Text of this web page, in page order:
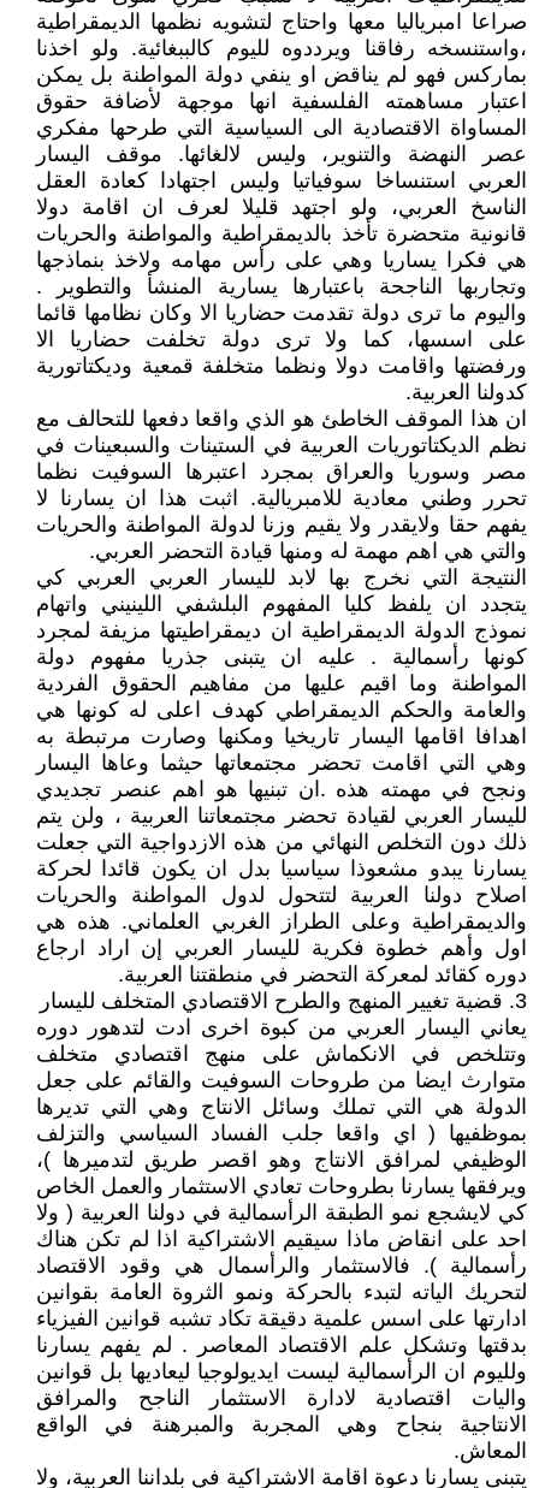
صراعا امبرياليا معها واحتاج لتشويه نظمها الديمقراطية
،واستنسخه رفاقنا ويرددوه لليوم كالببغائية. ولو اخذنا
بماركس فهو لم يناقض او ينفي دولة المواطنة بل يمكن
اعتبار مساهمته الفلسفية انها موجهة لأضافة حقوق
المساواة الاقتصادية الى السياسية التي طرحها مفكري
عصر النهضة والتنوير، وليس لالغائها. موقف اليسار
العربي استنساخا سوفياتيا وليس اجتهادا كعادة العقل
الناسخ العربي، ولو اجتهد قليلا لعرف ان اقامة دولا
قانونية متحضرة تأخذ بالديمقراطية والمواطنة والحريات
هي فكرا يساريا وهي على رأس مهامه ولاخذ بنماذجها
وتجاربها الناجحة باعتبارها يسارية المنشأ والتطوير .
واليوم ما ترى دولة تقدمت حضاريا الا وكان نظامها قائما
على اسسها، كما ولا ترى دولة تخلفت حضاريا الا
ورفضتها واقامت دولا ونظما متخلفة قمعية وديكتاتورية
كدولنا العربية.
ان هذا الموقف الخاطئ هو الذي واقعا دفعها للتحالف مع
نظم الديكتاتوريات العربية في الستينات والسبعينات في
مصر وسوريا والعراق بمجرد اعتبرها السوفيت نظما
تحرر وطني معادية للامبريالية. اثبت هذا ان يسارنا لا
يفهم حقا ولايقدر ولا يقيم وزنا لدولة المواطنة والحريات
والتي هي اهم مهمة له ومنها قيادة التحضر العربي.
النتيجة التي نخرج بها لابد لليسار العربي العربي كي
يتجدد ان يلفظ كليا المفهوم البلشفي اللينيني واتهام
نموذج الدولة الديمقراطية ان ديمقراطيتها مزيفة لمجرد
كونها رأسمالية . عليه ان يتبنى جذريا مفهوم دولة
المواطنة وما اقيم عليها من مفاهيم الحقوق الفردية
والعامة والحكم الديمقراطي كهدف اعلى له كونها هي
اهدافا اقامها اليسار تاريخيا ومكنها وصارت مرتبطة به
وهي التي اقامت تحضر مجتمعاتها حيثما وعاها اليسار
ونجح في مهمته هذه .ان تبنيها هو اهم عنصر تجديدي
لليسار العربي لقيادة تحضر مجتمعاتنا العربية ، ولن يتم
ذلك دون التخلص النهائي من هذه الازدواجية التي جعلت
يسارنا يبدو مشعوذا سياسيا بدل ان يكون قائدا لحركة
اصلاح دولنا العربية لتتحول لدول المواطنة والحريات
والديمقراطية وعلى الطراز الغربي العلماني. هذه هي
اول وأهم خطوة فكرية لليسار العربي إن اراد ارجاع
دوره كقائد لمعركة التحضر في منطقتنا العربية.
3. قضية ‏تغيير المنهج والطرح الاقتصادي المتخلف لليسار
يعاني اليسار العربي من كبوة اخرى ادت لتدهور دوره
وتتلخص في الانكماش على منهج اقتصادي متخلف
متوارث ايضا من طروحات السوفيت والقائم على جعل
الدولة هي التي تملك وسائل الانتاج وهي التي تديرها
بموظفيها ( اي واقعا جلب الفساد السياسي والتزلف
الوظيفي لمرافق الانتاج وهو اقصر طريق لتدميرها )،
ويرفقها يسارنا بطروحات تعادي الاستثمار والعمل الخاص
كي لايشجع نمو الطبقة الرأسمالية في دولنا العربية ( ولا
احد على انقاض ماذا سيقيم الاشتراكية اذا لم تكن هناك
رأسمالية ). فالاستثمار والرأسمال هي وقود الاقتصاد
لتحريك الياته لتبدء بالحركة ونمو الثروة العامة بقوانين
ادارتها على اسس علمية دقيقة تكاد تشبه قوانين الفيزياء
بدقتها وتشكل علم الاقتصاد المعاصر . لم يفهم يسارنا
ولليوم ان الرأسمالية ليست ايديولوجيا ليعاديها بل قوانين
واليات اقتصادية لادارة الاستثمار الناجح والمرافق
الانتاجية بنجاح وهي المجربة والمبرهنة في الواقع
المعاش.
يتبنى يسارنا دعوة اقامة الاشتراكية في بلداننا العربية، ولا